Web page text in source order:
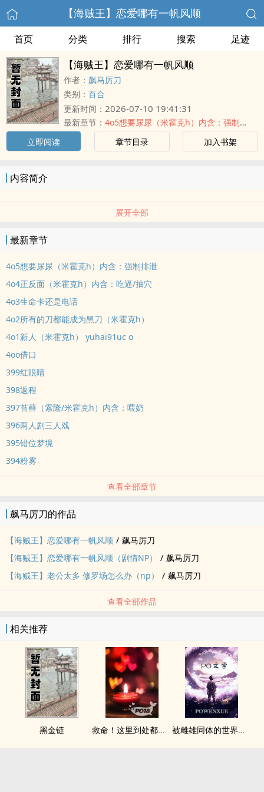
【海贼王】恋爱哪有一帆风顺
首页 分类 排行 搜索 足迹
【海贼王】恋爱哪有一帆风顺
作者： 飙马厉刀
类别： 百合
更新时间： 2026-07-10 19:41:31
最新章节： 4o5想要尿尿（米霍克h）内含：强制排泄
立即阅读
章节目录 加入书架
内容简介
展开全部
最新章节
4o5想要尿尿（米霍克h）内含：强制排泄
4o4正反面（米霍克h）内含：吃逼/抽穴
4o3生命卡还是电话
4o2所有的刀都能成为黑刀（米霍克h）
4o1新人（米霍克h） yuhai91uc o
4oo借口
399红眼睛
398返程
397苔藓（索隆/米霍克h）内含：喂奶
396两人剧三人戏
395错位梦境
394粉雾
查看全部章节
飙马厉刀的作品
【海贼王】恋爱哪有一帆风顺 / 飙马厉刀
【海贼王】恋爱哪有一帆风顺（剧情NP）
/ 飙马厉刀
【海贼王】老公太多 修罗场怎么办（np）
/ 飙马厉刀
查看全部作品
相关推荐
黑金链 救命！这里到处都是阴暗批（西幻NPH） 被雌雄同体的世界爆炒了（玄幻nph）